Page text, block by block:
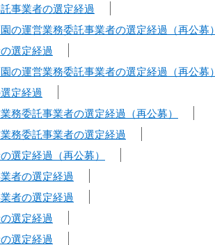
事業者の選定経過
の運営業務委託事業者の選定経過（再公募）
選定経過
の運営業務委託事業者の選定経過（再公募）
定経過
務委託事業者の選定経過（再公募）
務委託事業者の選定経過
選定経過（再公募）
者の選定経過
者の選定経過
選定経過
選定経過